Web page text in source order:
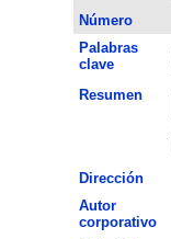
Número
Palabras
clave
Resumen
Dirección
Autor
corporativo